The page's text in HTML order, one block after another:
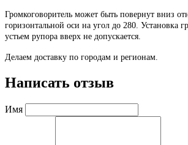
Громкоговоритель может быть повернут вниз
горизонтальной оси на угол до 280. Установка
устьем рупора вверх не допускается.
Делаем доставку по городам и регионам.
Написать отзыв
Имя